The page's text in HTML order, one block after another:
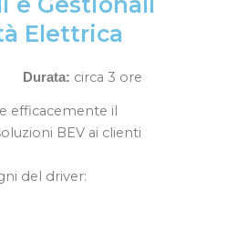
Elettrica
Durata: circa 3 ore
efficacemente il
BEV ai clienti
del driver: